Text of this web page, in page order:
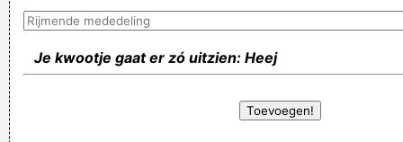
Je kwootje gaat er zó uitzien: Heej